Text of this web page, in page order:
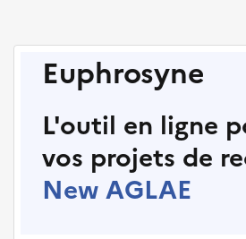
Euphrosyne
L'outil en ligne
vos projets de
New AGLAE